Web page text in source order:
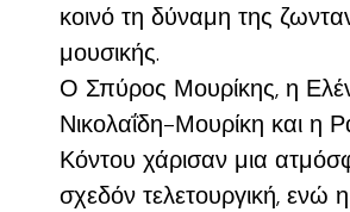
κοινό τη δύναμη της
μουσικής.
Ο Σπύρος Μουρίκης, η
Νικολαΐδη-Μουρίκη και η
Κόντου χάρισαν μια
σχεδόν τελετουργική, ενώ